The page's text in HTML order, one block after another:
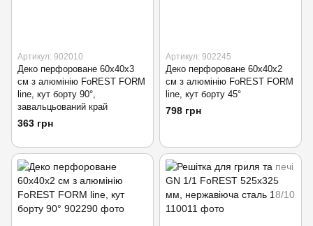
Артикул: 902010
Деко перфороване 60х40х3
см з алюмінію FoREST FORM
line, кут борту 90°,
завальцьований край
363 грн
Артикул: 902245
Деко перфороване 60х40х2
см з алюмінію FoREST FORM
line, кут борту 45°
798 грн